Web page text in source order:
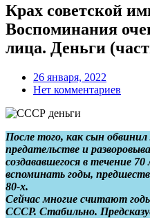
Крах советской
Воспоминания
лица. Деньги
26 января, 2022
Нет комментариев
После того, как сын обвинил
предательстве и
создававшегося в течение
вспоминать годы,
80-х.
Сейчас многие считают
СССР. Стабильно.